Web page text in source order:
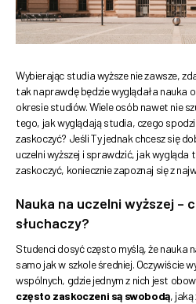
Wybierając studia wyższe nie zawsze,
tak naprawdę będzie wyglądała nauka
okresie studiów. Wiele osób nawet nie
tego, jak wyglądają studia, czego
zaskoczyć? Jeśli Ty jednak chcesz się
uczelni wyższej i sprawdzić, jak
zaskoczyć, koniecznie zapoznaj się z
Nauka na uczelni wyższej –
słuchaczy?
Studenci dosyć często myślą, że nauka
samo jak w szkole średniej. Oczywiście
wspólnych, gdzie jednym z nich jest
często zaskoczeni są swobodą, jaką